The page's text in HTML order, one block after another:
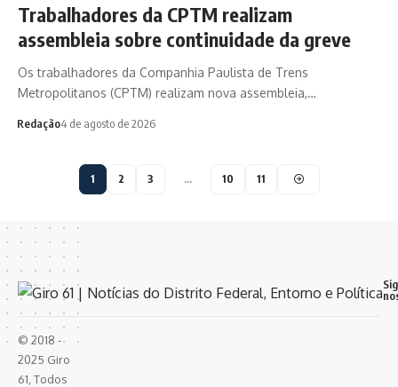
Trabalhadores da CPTM realizam
assembleia sobre continuidade da greve
Os trabalhadores da Companhia Paulista de Trens
Metropolitanos (CPTM) realizam nova assembleia,…
Redação4 de agosto de 2026
1 2 3 … 10 11
© 2018 -
2025 Giro
61, Todos